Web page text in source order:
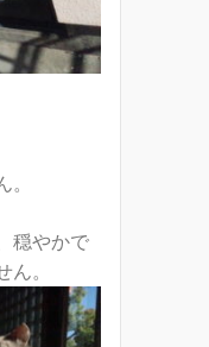
穏やかで
。